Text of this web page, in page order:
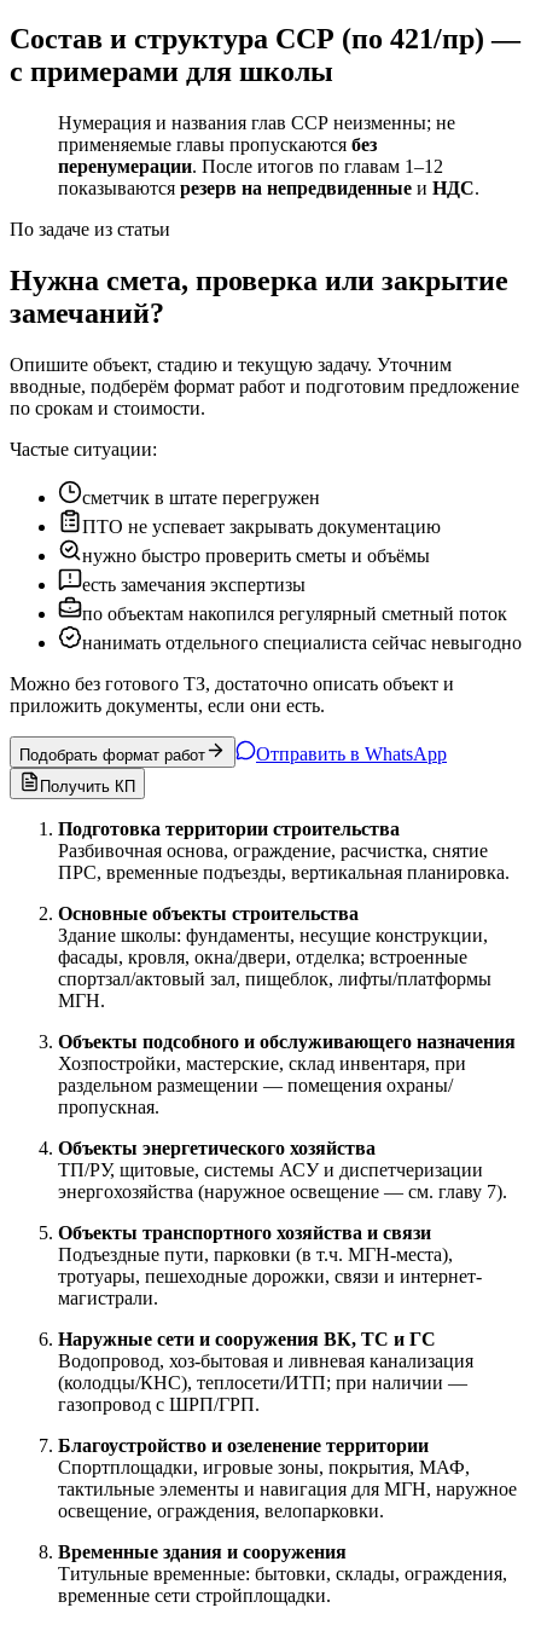
Состав и структура ССР (по 421/пр) —
с примерами для школы
Нумерация и названия глав ССР неизменны; не
применяемые главы пропускаются без
перенумерации. После итогов по главам 1–12
показываются резерв на непредвиденные и НДС.
По задаче из статьи
Нужна смета, проверка или закрытие
замечаний?
Опишите объект, стадию и текущую задачу. Уточним
вводные, подберём формат работ и подготовим предложение
по срокам и стоимости.
Частые ситуации:
сметчик в штате перегружен
ПТО не успевает закрывать документацию
нужно быстро проверить сметы и объёмы
есть замечания экспертизы
по объектам накопился регулярный сметный поток
нанимать отдельного специалиста сейчас невыгодно
Можно без готового ТЗ, достаточно описать объект и
приложить документы, если они есть.
Подобрать формат работ Отправить в WhatsApp
Получить КП
Подготовка территории строительства
Разбивочная основа, ограждение, расчистка, снятие
ПРС, временные подъезды, вертикальная планировка.
Основные объекты строительства
Здание школы: фундаменты, несущие конструкции,
фасады, кровля, окна/двери, отделка; встроенные
спортзал/актовый зал, пищеблок, лифты/платформы
МГН.
Объекты подсобного и обслуживающего назначения
Хозпостройки, мастерские, склад инвентаря, при
раздельном размещении — помещения охраны/
пропускная.
Объекты энергетического хозяйства
ТП/РУ, щитовые, системы АСУ и диспетчеризации
энергохозяйства (наружное освещение — см. главу 7).
Объекты транспортного хозяйства и связи
Подъездные пути, парковки (в т.ч. МГН-места),
тротуары, пешеходные дорожки, связи и интернет-
магистрали.
Наружные сети и сооружения ВК, ТС и ГС
Водопровод, хоз-бытовая и ливневая канализация
(колодцы/КНС), теплосети/ИТП; при наличии —
газопровод с ШРП/ГРП.
Благоустройство и озеленение территории
Спортплощадки, игровые зоны, покрытия, МАФ,
тактильные элементы и навигация для МГН, наружное
освещение, ограждения, велопарковки.
Временные здания и сооружения
Титульные временные: бытовки, склады, ограждения,
временные сети стройплощадки.